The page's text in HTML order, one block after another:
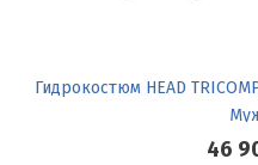
Гидрокостюм HEAD
46